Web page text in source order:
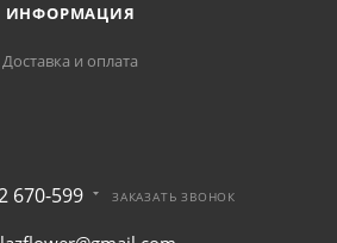
ИНФОРМАЦИЯ
Доставка и оплата
670-599 ЗАКАЗАТЬ ЗВОНОК